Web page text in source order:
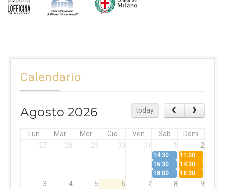
Calendario
Agosto 2026 today
Lun Mar Mer Gio Ven Sab
Dom
27
28 29 30 31 1 2
14:30
11:00
16:30
14:30
18:00
16:30
3 4 5 6 7 8 9